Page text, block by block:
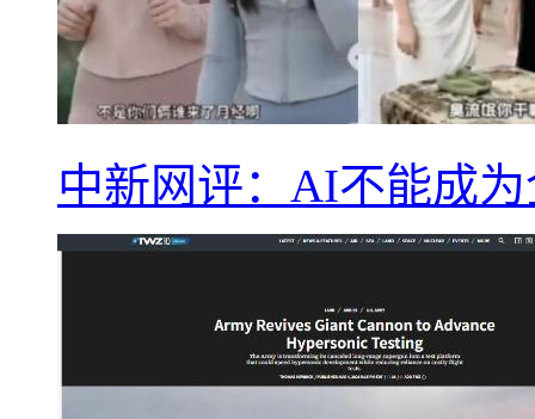
中新网评：AI不能成